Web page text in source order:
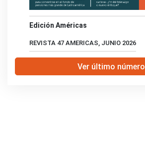
Edición Américas
REVISTA 47 AMERICAS, JUNIO 2026
Ver último número